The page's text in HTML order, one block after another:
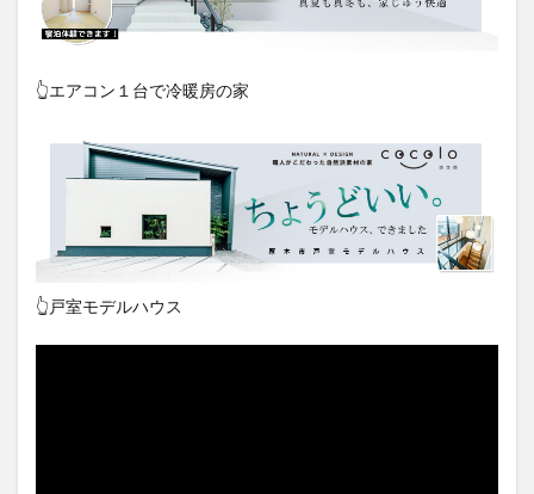
👆エアコン１台で冷暖房の家
👆戸室モデルハウス